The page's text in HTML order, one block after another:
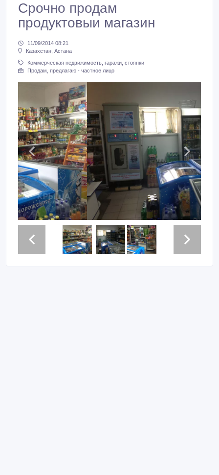
Срочно продам
продуктовыи магазин
11/09/2014 08:21
Казахстан, Астана
Коммерческая недвижимость, гаражи, стоянки
Продам, предлагаю - частное лицо